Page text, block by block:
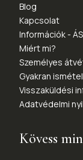
Blog
Kapcsolat
Információk -
Miért mi?
Személyes
Gyakran
Visszaküldési
Adatvédelmi
Kövess